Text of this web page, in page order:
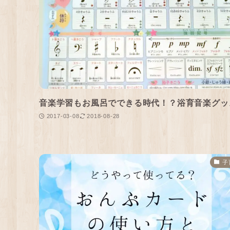
音楽学習もお風呂でできる時代！？浴育音楽グ
2017-03-08 2018-08-28
子